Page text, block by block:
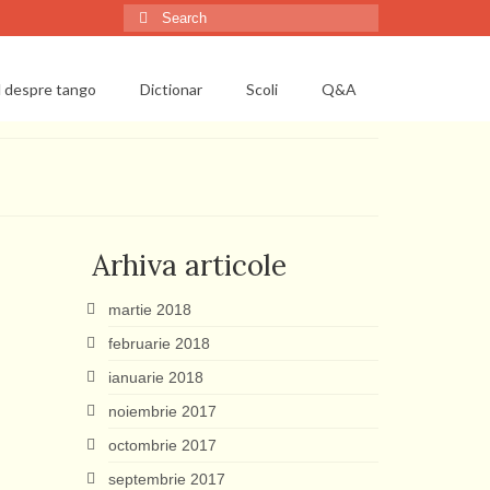
Search
for:
despre tango Dictionar Scoli Q&A
Arhiva articole
martie 2018
februarie 2018
ianuarie 2018
noiembrie 2017
octombrie 2017
septembrie 2017